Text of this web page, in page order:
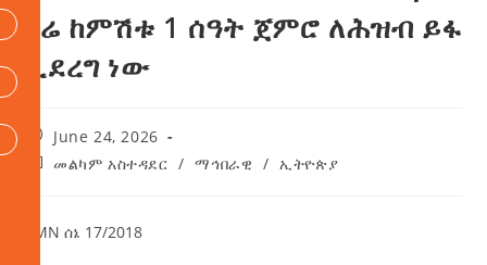
ዛሬ ከምሽቱ 1 ሰዓት ጀምሮ ለሕዝብ ይፋ
ሊደረግ ነው
June 24, 2026
መልካም አስተዳደር / ማኅበራዊ / ኢትዮጵያ
AMN ሰኔ 17/2018